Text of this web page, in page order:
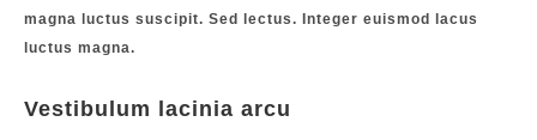
magna luctus suscipit. Sed lectus. Integer euismod lacus
luctus magna.
Vestibulum lacinia arcu